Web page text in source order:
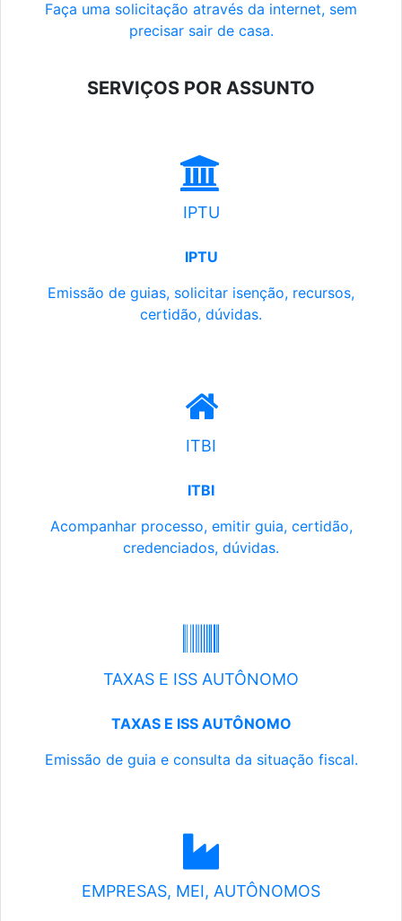
Faça uma solicitação através da internet, sem
precisar sair de casa.
SERVIÇOS POR ASSUNTO
IPTU
IPTU
Emissão de guias, solicitar isenção, recursos,
certidão, dúvidas.
ITBI
ITBI
Acompanhar processo, emitir guia, certidão,
credenciados, dúvidas.
TAXAS E ISS AUTÔNOMO
TAXAS E ISS AUTÔNOMO
Emissão de guia e consulta da situação fiscal.
EMPRESAS, MEI, AUTÔNOMOS